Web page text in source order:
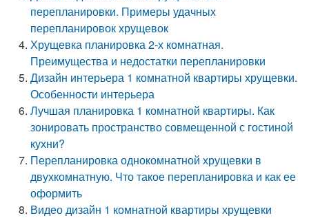
перепланировки. Примеры удачных
перепланировок хрущевок
Хрущевка планировка 2-х комнатная.
Преимущества и недостатки перепланировки
Дизайн интерьера 1 комнатной квартиры хрущевки.
Особенности интерьера
Лучшая планировка 1 комнатной квартиры. Как
зонировать пространство совмещенной с гостиной
кухни?
Перепланировка однокомнатной хрущевки в
двухкомнатную. Что такое перепланировка и как ее
оформить
Видео дизайн 1 комнатной квартиры хрущевки